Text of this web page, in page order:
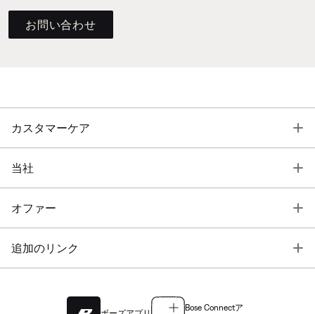
お問い合わせ
カスタマーケア
当社
オファー
追加のリンク
Bose Connectア